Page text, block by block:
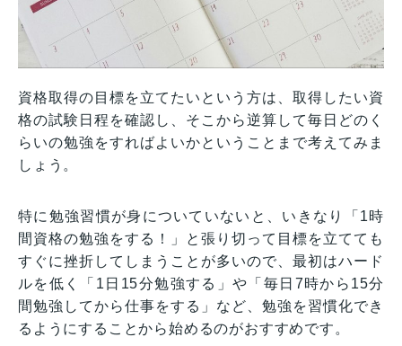
資格取得の目標を立てたいという方は、取得したい資
格の試験日程を確認し、そこから逆算して毎日どのく
らいの勉強をすればよいかということまで考えてみま
しょう。
特に勉強習慣が身についていないと、いきなり「1時
間資格の勉強をする！」と張り切って目標を立てても
すぐに挫折してしまうことが多いので、最初はハード
ルを低く「1日15分勉強する」や「毎日7時から15分
間勉強してから仕事をする」など、勉強を習慣化でき
るようにすることから始めるのがおすすめです。